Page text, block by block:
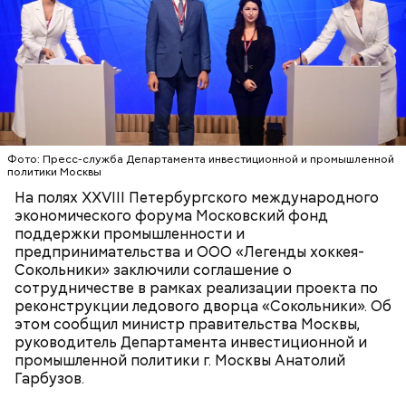
Фото: Пресс-служба Департамента инвестиционной и промышленной
политики Москвы
На полях XXVIII Петербургского международного
экономического форума Московский фонд
поддержки промышленности и
предпринимательства и ООО «Легенды хоккея-
Сокольники» заключили соглашение о
сотрудничестве в рамках реализации проекта по
реконструкции ледового дворца «Сокольники». Об
этом сообщил министр правительства Москвы,
руководитель Департамента инвестиционной и
промышленной политики г. Москвы Анатолий
Гарбузов.
Карту москвича могут получить следующие
категории граждан:
инвалиды и их семьи;
ветераны и их семьи;
получатели выплат на детей;
сироты и приемные родители;
пострадавшие от радиации;
бывшие узники концлагерей;
Герои России и СССР;
реабилитированные лица и члены их семей;
почетные доноры;
получатели жилищных субсидий.
Для комфорта горожан и гостей столицы в этом
сезоне также планируется улучшить велопарковки
для самокатов и велосипедов, сообщили «ВМ» в
пресс-службе:
На открытой веранде здания находился ресторан.
На доме на Тверском бульваре также был модный
ресторан Клуба театральных работников, пройти в
него можно было только по пропускам. Летом его
открывали в саду у дома.